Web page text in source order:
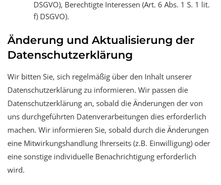
DSGVO), Berechtigte Interessen (Art. 6 Abs. 1 S. 1 lit.
f) DSGVO).
Änderung und Aktualisierung der
Datenschutzerklärung
Wir bitten Sie, sich regelmäßig über den Inhalt unserer
Datenschutzerklärung zu informieren. Wir passen die
Datenschutzerklärung an, sobald die Änderungen der von
uns durchgeführten Datenverarbeitungen dies erforderlich
machen. Wir informieren Sie, sobald durch die Änderungen
eine Mitwirkungshandlung Ihrerseits (z.B. Einwilligung) oder
eine sonstige individuelle Benachrichtigung erforderlich
wird.